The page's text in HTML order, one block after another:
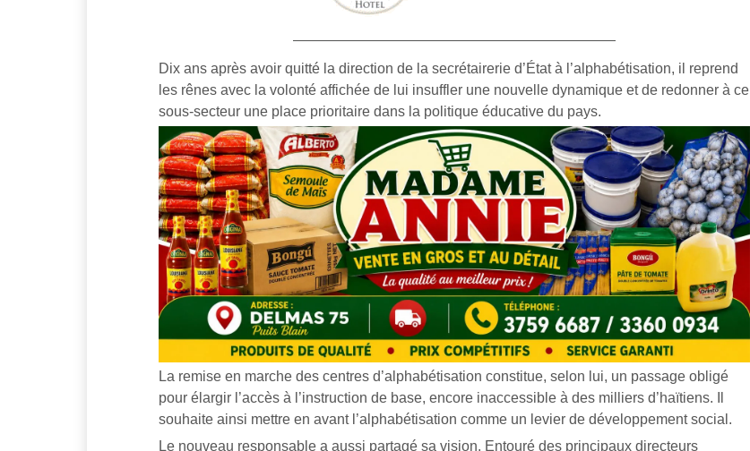
Dix ans après avoir quitté la direction de la secrétairerie d’État à l’alphabétisation, il reprend
les rênes avec la volonté affichée de lui insuffler une nouvelle dynamique et de redonner à ce
sous-secteur une place prioritaire dans la politique éducative du pays.
La remise en marche des centres d’alphabétisation constitue, selon lui, un passage obligé
pour élargir l’accès à l’instruction de base, encore inaccessible à des milliers d’haïtiens. Il
souhaite ainsi mettre en avant l’alphabétisation comme un levier de développement social.
Le nouveau responsable a aussi partagé sa vision. Entouré des principaux directeurs